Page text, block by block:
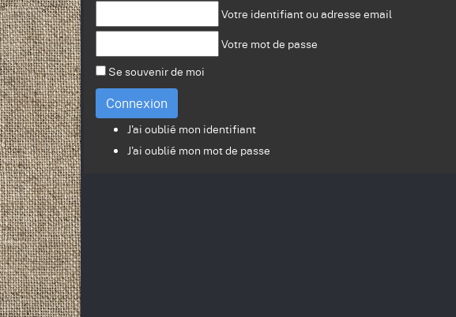
Votre identifiant ou adresse email
Votre mot de passe
Se souvenir de moi
Connexion
J'ai oublié mon identifiant
J'ai oublié mon mot de passe